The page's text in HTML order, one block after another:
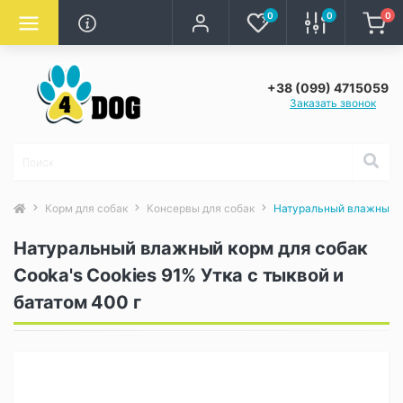
0 0 0
+38 (099) 4715059
Заказать звонок
Корм для собак Консервы для собак Натуральный влажный
Натуральный влажный корм для собак
Cooka's Cookies 91% Утка с тыквой и
бататом 400 г